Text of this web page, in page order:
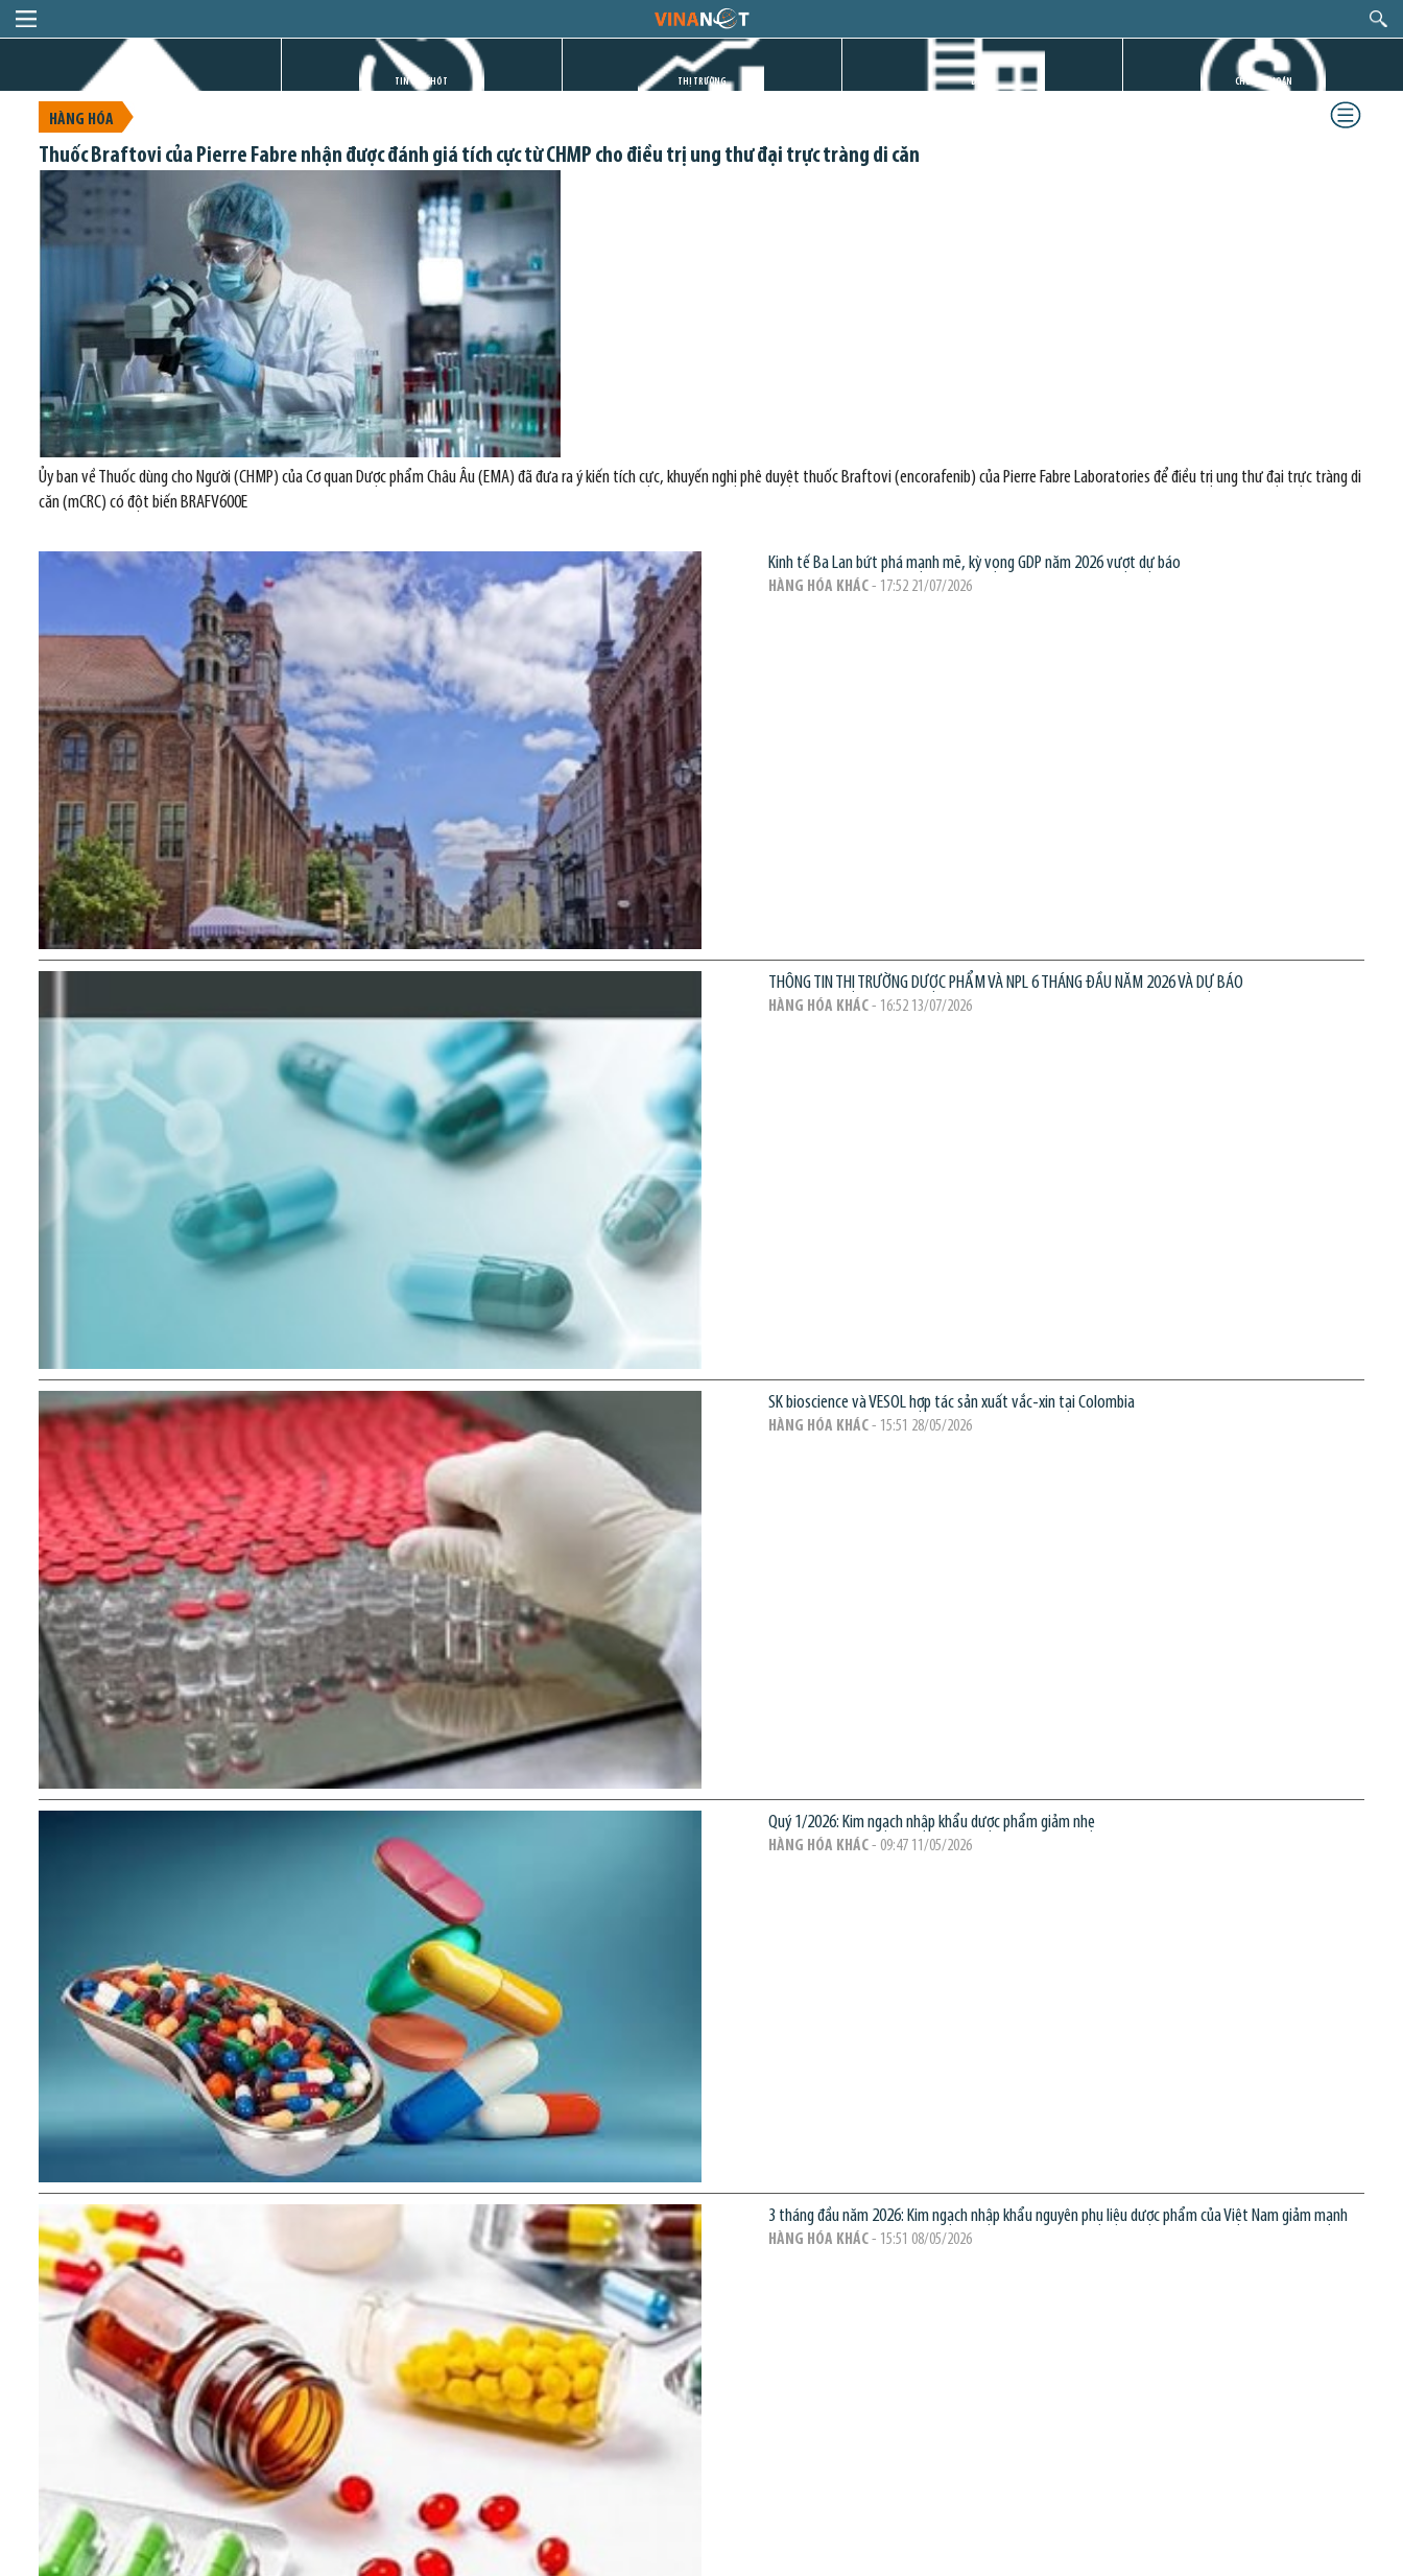
TIN GIỜ CHÓT THỊ TRƯỜNG DỰ ÁN CHỨNG KHOÁN
HÀNG HÓA
Thuốc Braftovi của Pierre Fabre nhận được đánh giá tích cực từ CHMP cho điều trị ung thư đại trực tràng di căn
Ủy ban về Thuốc dùng cho Người (CHMP) của Cơ quan Dược phẩm Châu Âu (EMA) đã đưa ra ý kiến tích cực, khuyến nghị phê duyệt thuốc Braftovi (encorafenib) của Pierre Fabre Laboratories để điều trị ung thư đại trực tràng di
căn (mCRC) có đột biến BRAFV600E
Kinh tế Ba Lan bứt phá mạnh mẽ, kỳ vọng GDP năm 2026 vượt dự báo
HÀNG HÓA KHÁC- 17:52 21/07/2026
THÔNG TIN THỊ TRƯỜNG DƯỢC PHẨM VÀ NPL 6 THÁNG ĐẦU NĂM 2026 VÀ DỰ BÁO
HÀNG HÓA KHÁC- 16:52 13/07/2026
SK bioscience và VESOL hợp tác sản xuất vắc-xin tại Colombia
HÀNG HÓA KHÁC- 15:51 28/05/2026
Quý 1/2026: Kim ngạch nhập khẩu dược phẩm giảm nhẹ
HÀNG HÓA KHÁC- 09:47 11/05/2026
3 tháng đầu năm 2026: Kim ngạch nhập khẩu nguyên phụ liệu dược phẩm của Việt Nam giảm mạnh
HÀNG HÓA KHÁC- 15:51 08/05/2026